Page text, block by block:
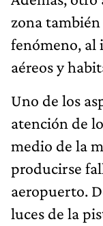
zona
fenómeno, al
aéreos y
Uno de los
atención de
medio de la
producirse
aeropuerto.
luces de la